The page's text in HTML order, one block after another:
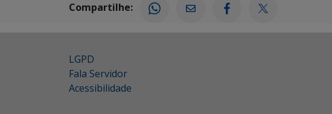
Compartilhe:
LGPD
Fala Servidor
Acessibilidade